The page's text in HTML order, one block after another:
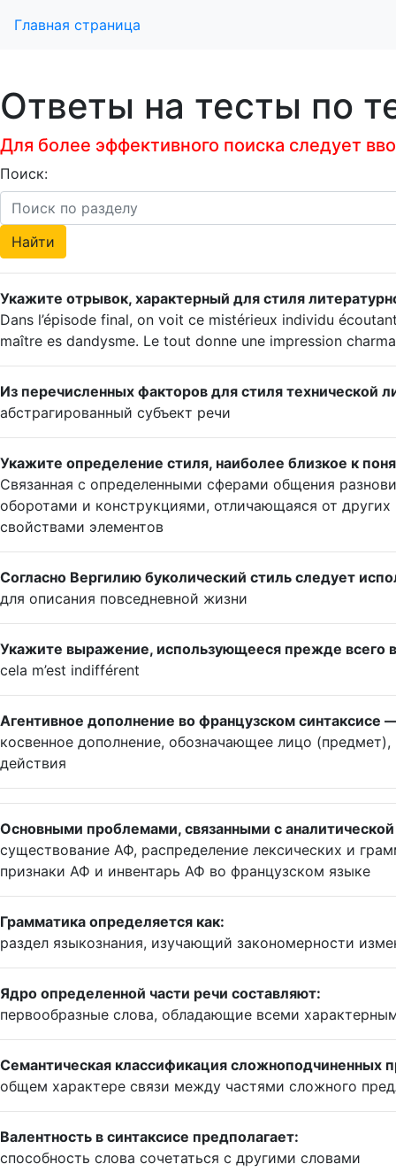
Главная страница
Ответы на тесты по
Для более эффективного поиска следует
Поиск:
Укажите отрывок, характерный для стиля
Dans l’épisode final, on voit ce mistérieux individu
maître es dandysme. Le tout donne une impression
Из перечисленных факторов для стиля технической
абстрагированный субъект речи
Укажите определение стиля, наиболее близкое к
Связанная с определенными сферами общения
оборотами и конструкциями, отличающаяся от
свойствами элементов
Согласно Вергилию буколический стиль следует
для описания повседневной жизни
Укажите выражение, использующееся прежде всего
cela m’est indifférent
Агентивное дополнение во французском синтаксисе
косвенное дополнение, обозначающее лицо
действия
Основными проблемами, связанными с
существование АФ, распределение лексических и
признаки АФ и инвентарь АФ во французском языке
Грамматика определяется как:
раздел языкознания, изучающий закономерности
Ядро определенной части речи составляют:
первообразные слова, обладающие всеми
Семантическая классификация сложноподчиненных
общем характере связи между частями сложного
Валентность в синтаксисе предполагает:
способность слова сочетаться с другими словами